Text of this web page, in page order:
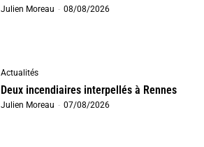
Julien Moreau - 08/08/2026
Actualités
Deux incendiaires interpellés à Rennes
Julien Moreau - 07/08/2026